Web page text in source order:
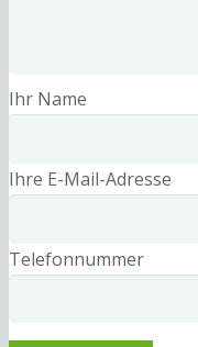
Ihr Name
Ihre E-Mail-Adresse
Telefonnummer